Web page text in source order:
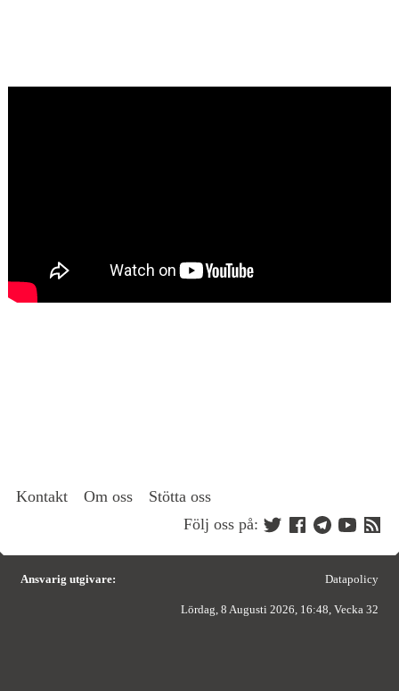
Kontakt Om oss
Stötta oss
Följ oss på:
Ansvarig utgivare: Datapolicy
Lördag, 8 Augusti 2026, 16:48, Vecka 32